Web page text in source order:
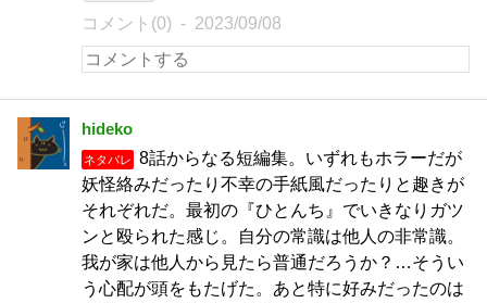
コメント(0) 2023/09/08
hideko
ネタバレ
8話からなる短編集。いずれもホラーだが
妖怪絡みだったり不幸の手紙風だったりと趣きが
それぞれだ。最初の『ひとんち』でいきなりガツ
ンと殴られた感じ。自分の常識は他人の非常識。
我が家は他人から見たら普通だろうか？…そうい
う心配が頭をもたげた。あと特に好みだったのは